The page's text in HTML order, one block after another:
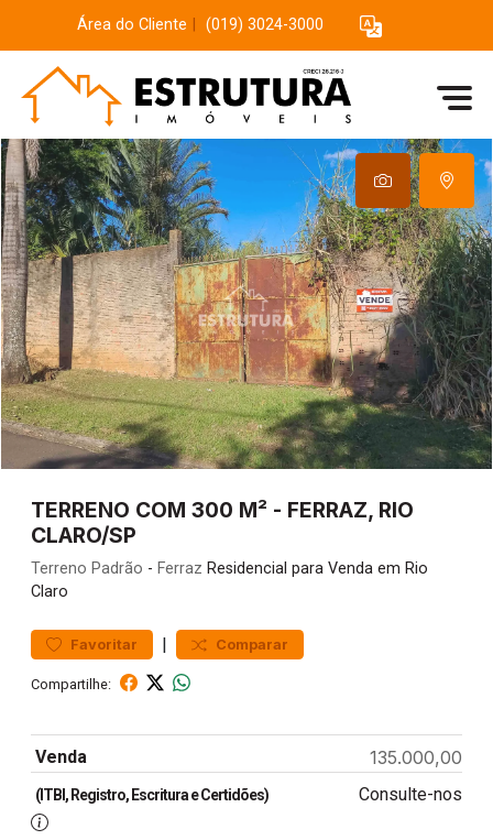
Área do Cliente (019) 3024-3000
TERRENO COM 300 M² - FERRAZ, RIO
CLARO/SP
Terreno Padrão - Ferraz Residencial para Venda em Rio
Claro
Favoritar | Comparar
Compartilhe:
Venda 135.000,00
(ITBI, Registro, Escritura e Certidões) Consulte-nos